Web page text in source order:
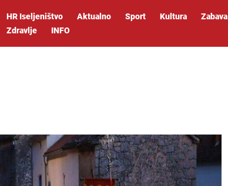
HR Iseljeništvo Aktualno Sport Kultura Zabava
Zdravlje
INFO